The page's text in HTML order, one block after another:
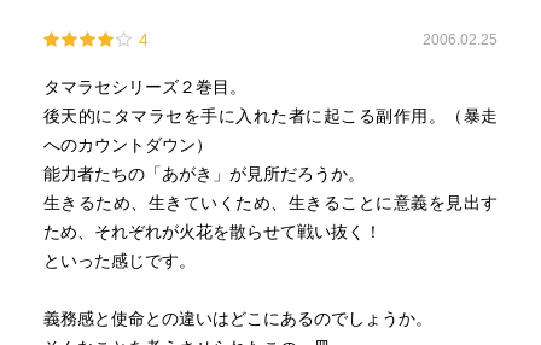
4 2006.02.25
タマラセシリーズ２巻目。
後天的にタマラセを手に入れた者に起こる副作用。（暴走
へのカウントダウン）
能力者たちの「あがき」が見所だろうか。
生きるため、生きていくため、生きることに意義を見出す
ため、それぞれが火花を散らせて戦い抜く！
といった感じです。
義務感と使命との違いはどこにあるのでしょうか。